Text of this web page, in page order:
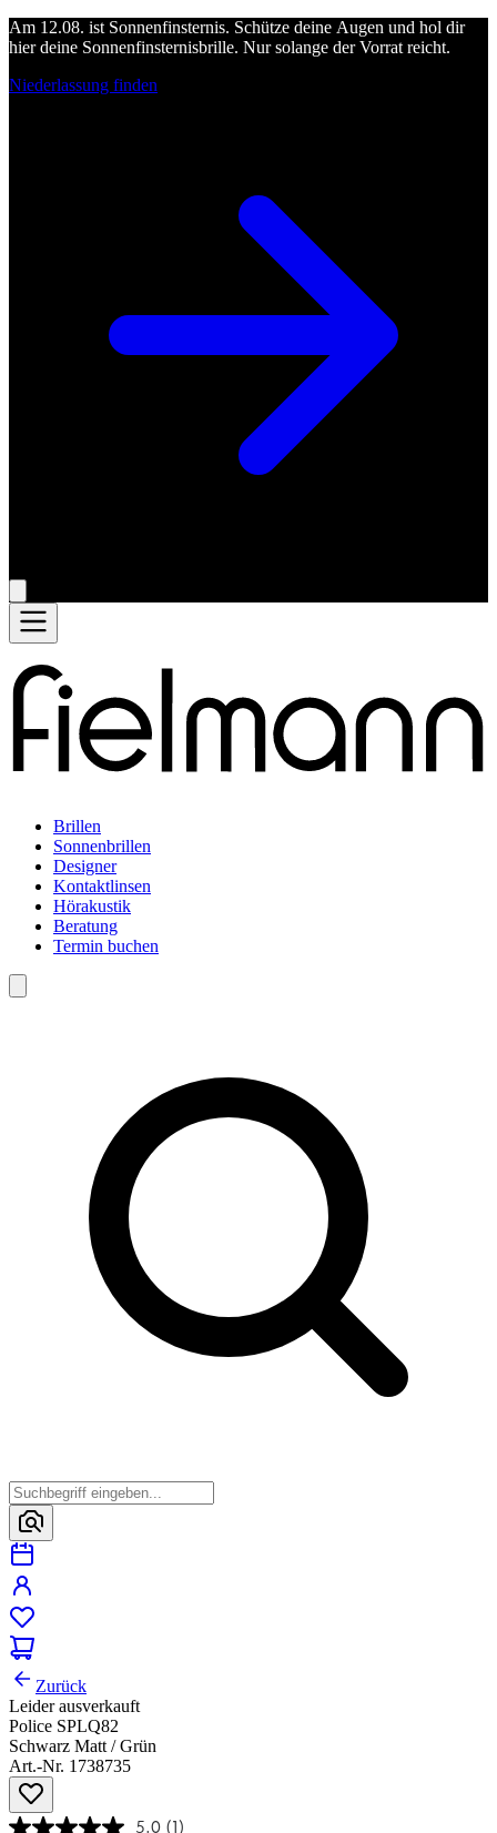
Am 12.08. ist Sonnenfinsternis. Schütze deine Augen und hol dir
hier deine Sonnenfinsternisbrille. Nur solange der Vorrat reicht.
Niederlassung finden
Brillen
Sonnenbrillen
Designer
Kontaktlinsen
Hörakustik
Beratung
Termin buchen
Zurück
Leider ausverkauft
Police SPLQ82
Schwarz Matt / Grün
Art.-Nr. 1738735
5.0 (1)